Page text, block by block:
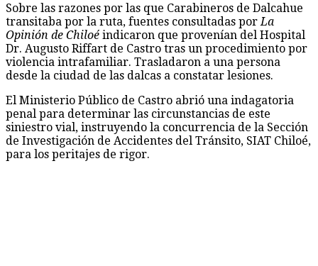
Sobre las razones por las que Carabineros de Dalcahue
transitaba por la ruta, fuentes consultadas porLa
Opinión de Chiloé indicaron que provenían del Hospital
Dr. Augusto Riffart de Castro tras un procedimiento por
violencia intrafamiliar. Trasladaron a una persona
desde la ciudad de las dalcas a constatar lesiones.
El Ministerio Público de Castro abrió una indagatoria
penal para determinar las circunstancias de este
siniestro vial, instruyendo la concurrencia de la Sección
de Investigación de Accidentes del Tránsito, SIAT Chiloé,
para los peritajes de rigor.